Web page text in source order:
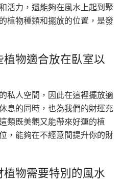
活力，還能夠在風水上起到聚
植物種類和擺放的位置，是發
植物適合放在臥室以
私人空間，因此在這裡擺放適
息的同時，也為我們的財運充
類既美觀又能帶來好運的植
，能夠在不經意間提升你的財
植物需要特別的風水